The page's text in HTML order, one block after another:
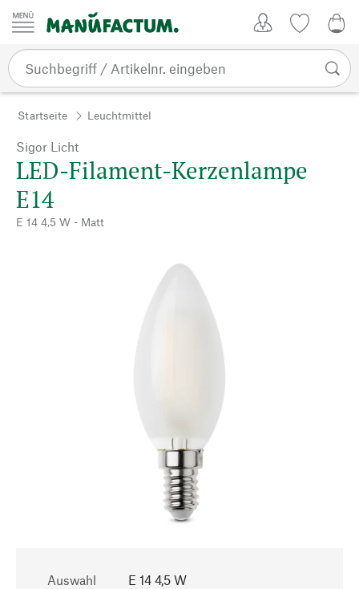
Zum Inhalt springen
Startseite Leuchtmittel
Sigor Licht
LED-Filament-Kerzenlampe
E14
E 14 4,5 W - Matt
Auswahl E 14 4,5 W